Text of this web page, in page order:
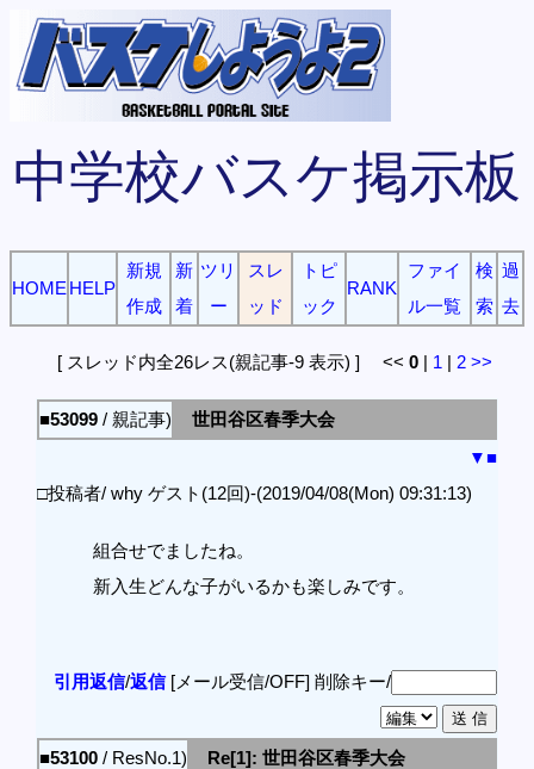
中学校バスケ掲示板
HOME HELP
新規
作成
新
着
ツリ
ー
スレ
ッド
トピ
ック
RANK
ファイ
ル一覧
検
索
過
去
[ スレッド内全26レス(親記事-9 表示) ] << 0 | 1 | 2 >>
■53099 / 親記事)
世田谷区春季大会
▼■
□投稿者/ why ゲスト(12回)-(2019/04/08(Mon) 09:31:13)
組合せでましたね。
新入生どんな子がいるかも楽しみです。
引用返信/返信[メール受信/OFF] 削除キー/
■53100 / ResNo.1)
Re[1]: 世田谷区春季大会